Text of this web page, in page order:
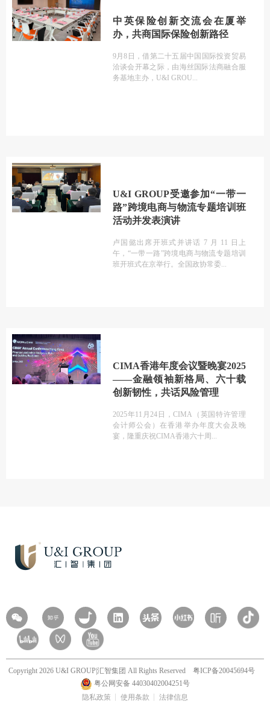
中英保险创新交流会在厦举
办，共商国际保险创新路径
9月8日，借第二十五届中国国际投资贸易
洽谈会开幕之际，由海丝国际法商融合服
务基地主办，U&I GROU
U&I GROUP受邀参加“一带一
路”跨境电商与物流专题培训班
活动并发表演讲
卢国懿出席开班式并讲话 7 月 11 日上
午，“一带一路”跨境电商与物流专题培训
班开班式在京举行。全国政协常委
CIMA香港年度会议暨晚宴2025
——金融领袖新格局、六十载
创新韧性，共话风险管理
2025年11月24日，CIMA（英国特许管理
会计师公会）在香港举办年度大会及晚
宴，隆重庆祝CIMA香港六十周
Copyright 2026 U&I GROUP|汇智集团 All Rights Reserved 粤ICP备20045694号
粤公网安备 44030402004251号
隐私政策
使用条款 法律信息